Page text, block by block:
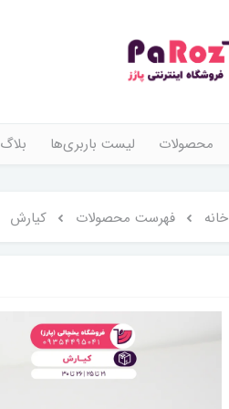
محصولات لیست باربری‌ها بلاگ
خانه فهرست محصولات کیارش